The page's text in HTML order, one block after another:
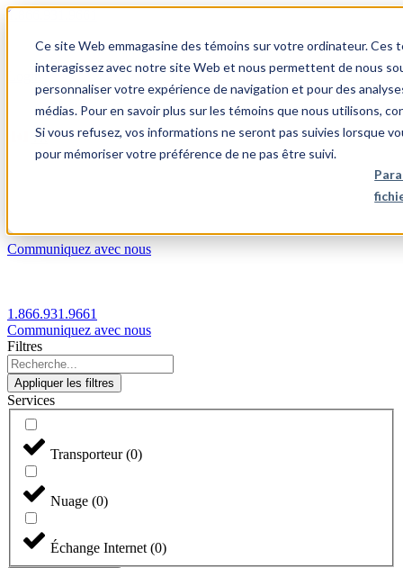
Ce site Web emmagasine des témoins sur votre ordinateur.
interagissez avec notre site Web et nous permettent de nous
personnaliser votre expérience de navigation et pour des
médias. Pour en savoir plus sur les témoins que nous utilisons,
Si vous refusez, vos informations ne seront pas suivies lorsque
pour mémoriser votre préférence de ne pas être suivi.
1.866.931.9661
Login
FR
Communiquez avec nous
1.866.931.9661
Communiquez avec nous
Filtres
Appliquer les filtres
Services
Transporteur(0)
Nuage (0)
Échange Internet (0)